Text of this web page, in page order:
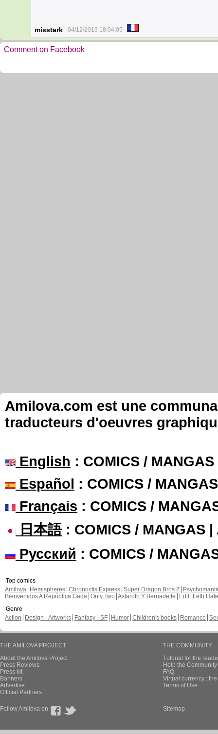
misstark 04/12/2013 18:04:05
Comment on Facebook
Amilova.com est une
traducteurs d'oeuvres
English : COMICS /
Español : COMICS /
Français : COMICS /
日本語: COMICS / MANGAS |
Русский : COMICS /
Top comics
Amilova
Hemispheres Chronoctis Express Super Dragon Bros Z
Bienvenidos A República Gada Only Two Astaroth Y Bernadette Edil
Leth Hate
Genre
Action
Design - Artworks Fantasy - SF Humor Children's books Romance
THE AMILOVA PROJECT
About the Amilova Project
Press Reviews
Press kit
Banners
Advertise
Official Partners
THE COMMUNITY
Tutorial for the
Help the
FAQ
Virtual currency :
Terms of Use
Follow Amilova on Sitemap